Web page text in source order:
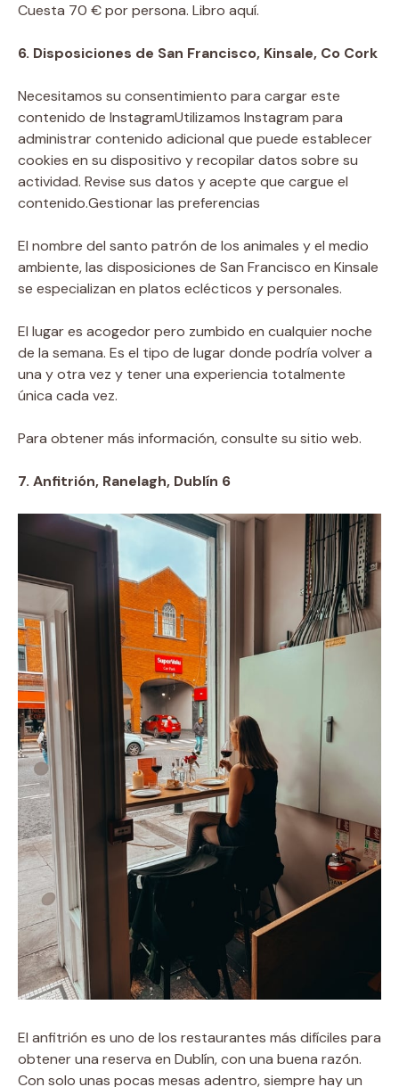
Cuesta 70 € por persona. Libro aquí.
6. Disposiciones de San Francisco, Kinsale, Co Cork
Necesitamos su consentimiento para cargar este
contenido de InstagramUtilizamos Instagram para
administrar contenido adicional que puede establecer
cookies en su dispositivo y recopilar datos sobre su
actividad. Revise sus datos y acepte que cargue el
contenido.Gestionar las preferencias
El nombre del santo patrón de los animales y el medio
ambiente, las disposiciones de San Francisco en Kinsale
se especializan en platos eclécticos y personales.
El lugar es acogedor pero zumbido en cualquier noche
de la semana. Es el tipo de lugar donde podría volver a
una y otra vez y tener una experiencia totalmente
única cada vez.
Para obtener más información, consulte su sitio web.
7. Anfitrión, Ranelagh, Dublín 6
El anfitrión es uno de los restaurantes más difíciles para
obtener una reserva en Dublín, con una buena razón.
Con solo unas pocas mesas adentro, siempre hay un